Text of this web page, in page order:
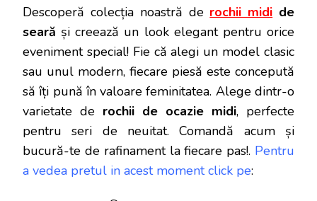
Descoperă colecția noastră de rochii midi de
seară și creează un look elegant pentru orice
eveniment special! Fie că alegi un model clasic
sau unul modern, fiecare piesă este concepută
să îți pună în valoare feminitatea. Alege dintr-o
varietate de rochii de ocazie midi, perfecte
pentru seri de neuitat. Comandă acum și
bucură-te de rafinament la fiecare pas!. Pentru
a vedea pretul in acest moment click pe: